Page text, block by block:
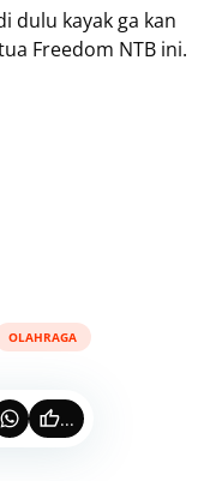
dulu kayak ga kan
Freedom NTB ini.
OLAHRAGA
...